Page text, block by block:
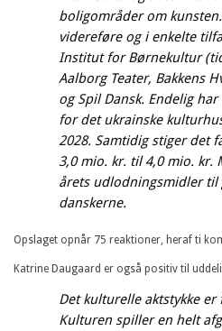
boligområder om
videreføre og i enkelte
Institut for Børnekultur
Aalborg Teater, Bakkens
og Spil Dansk. Endelig
for det ukrainske
2028. Samtidig stiger det
3,0 mio. kr. til 4,0 mio. kr.
årets udlodningsmidler
danskerne.
Opslaget opnår 75 reaktioner, heraf ti
Katrine Daugaard er også positiv til
Det kulturelle aktstykke
Kulturen spiller en helt